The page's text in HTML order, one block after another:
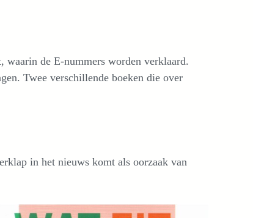
Lekker
de E-nummers worden verklaard.
Twee verschillende boeken die over
in het nieuws komt als oorzaak van